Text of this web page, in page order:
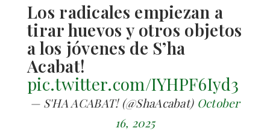
Los radicales empiezan a
tirar huevos y otros objetos
a los jóvenes de S’ha
Acabat!
pic.twitter.com/IYHPF6Iyd3
— S'HA ACABAT! (@ShaAcabat) October
16, 2025